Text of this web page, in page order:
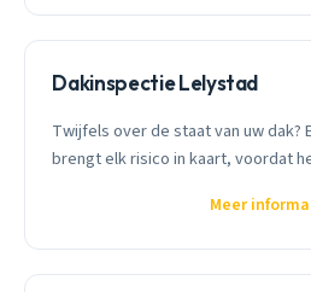
Dakinspectie Lelystad
Twijfels over de staat van uw dak?
brengt elk risico in kaart, voordat
Meer